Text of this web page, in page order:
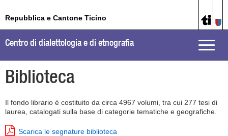
Repubblica e Cantone Ticino
Toggle
Centro di dialettologia e di etnografia
Biblioteca
Il fondo librario è costituito da circa 4967 volumi, tra cui 277 tesi di
laurea, catalogati sulla base di categorie tematiche e geografiche.
Scarica le segnature biblioteca